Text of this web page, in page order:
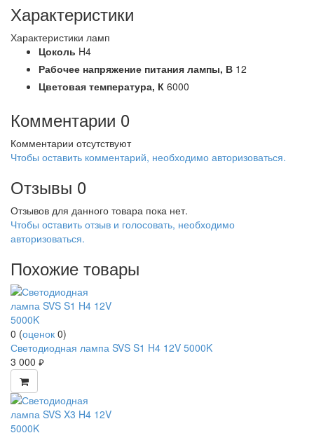
Характеристики
Характеристики ламп
Цоколь H4
Рабочее напряжение питания лампы, В 12
Цветовая температура, К 6000
Комментарии 0
Комментарии отсутствуют
Чтобы оставить комментарий, необходимо авторизоваться.
Отзывы 0
Отзывов для данного товара пока нет.
Чтобы оcтавить отзыв и голосовать, необходимо
авторизоваться.
Похожие товары
0 (оценок 0)
Светодиодная лампа SVS S1 H4 12V 5000K
3 000 руб.